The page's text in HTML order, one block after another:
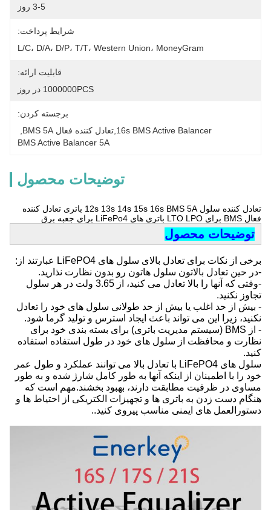
3-5 روز
شرایط پرداخت:
L/C، D/A، D/P، T/T، Western Union، MoneyGram
قابلیت ارائه:
1000000PCS در روز
برجسته کردن:
16s BMS Active Balancer,تعادل کننده فعال BMS 5A
BMS Active Balancer 5A
توضیحات محصول
تعادل کننده سلول 12s 13s 14s 15s 16s BMS 5A باتری تعادل کننده
فعال BMS برای LTO LPO باتری های LiFePo4 برای جعبه برق
توضیحات محصول
برخی از نکات برای تعادل بالای سلول های LiFePO4 عبارتند از:
-در حین تعادل بالاتون سلول هاتون رو بدون نظارت نذارید.
-وقتی که آنها را بالا تعادل می کنید، از 3.65 ولت در هر سلول
تجاوز نکنید.
- بیش از حد اغلب یا بیش از حد طولانی سلول های خود را تعادل
نکنید، زیرا این می تواند باعث ایجاد استرس و تولید گرما شود.
- از BMS (سیستم مدیریت باتری) برای بسته بندی خود برای
نظارت و محافظت از سلول های خود در طول استفاده استفاده
کنید.
سلول های LiFePO4 با تعادل بالا می توانند عملکرد و طول عمر
خود را با اطمینان از اینکه آنها به طور کامل شارژ شده و به طور
مساوی در ظرفیت مطابقت دارند، بهبود بخشند.مهم است که
هنگام دست زدن به باتری ها و تجهیزات الکتریکی از احتیاط ها و
دستورالعمل های ایمنی مناسب پیروی کنید..